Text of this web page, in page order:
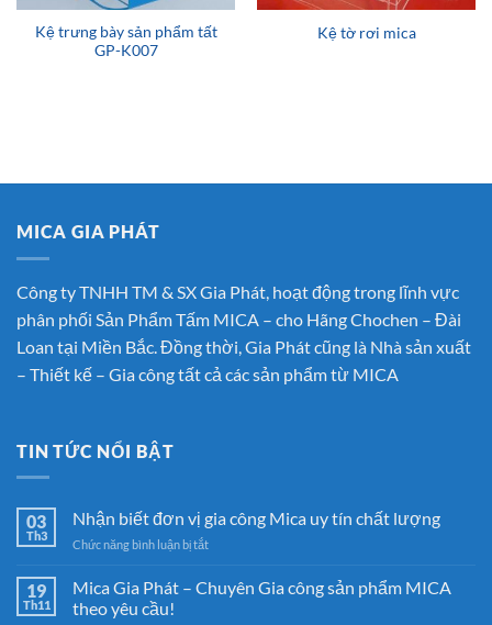
Kệ trưng bày sản phẩm tất
GP-K007
Kệ tờ rơi mica
MICA GIA PHÁT
Công ty TNHH TM & SX Gia Phát, hoạt động trong lĩnh vực
phân phối Sản Phẩm Tấm MICA – cho Hãng Chochen – Đài
Loan tại Miền Bắc. Đồng thời, Gia Phát cũng là Nhà sản xuất
– Thiết kế – Gia công tất cả các sản phẩm từ MICA
TIN TỨC NỔI BẬT
03
Th3
Nhận biết đơn vị gia công Mica uy tín chất lượng
Chức năng bình luận bị tắtở
biết
19
Th11
Mica Gia Phát – Chuyên Gia công sản phẩm MICA
theo yêu cầu!